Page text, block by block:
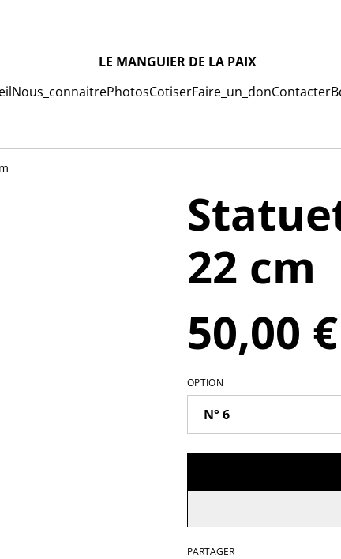
LE MANGUIER DE LA PAIX
Nous_connaitrePhotosCotiserFaire_un_donContacter
22 cm
50,00 €
OPTION
PARTAGER